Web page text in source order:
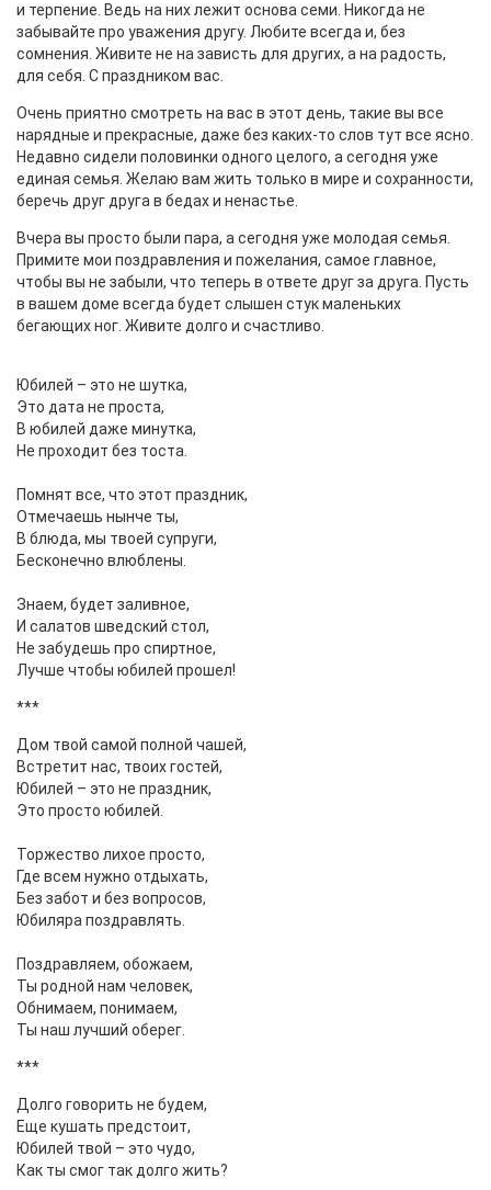
и терпение. Ведь на них лежит основа семи. Никогда не
забывайте про уважения другу. Любите всегда и, без
сомнения. Живите не на зависть для других, а на радость,
для себя. С праздником вас.
Очень приятно смотреть на вас в этот день, такие вы все
нарядные и прекрасные, даже без каких-то слов тут все ясно.
Недавно сидели половинки одного целого, а сегодня уже
единая семья. Желаю вам жить только в мире и сохранности,
беречь друг друга в бедах и ненастье.
Вчера вы просто были пара, а сегодня уже молодая семья.
Примите мои поздравления и пожелания, самое главное,
чтобы вы не забыли, что теперь в ответе друг за друга. Пусть
в вашем доме всегда будет слышен стук маленьких
бегающих ног. Живите долго и счастливо.
Юбилей – это не шутка,
Это дата не проста,
В юбилей даже минутка,
Не проходит без тоста.
Помнят все, что этот праздник,
Отмечаешь нынче ты,
В блюда, мы твоей супруги,
Бесконечно влюблены.
Знаем, будет заливное,
И салатов шведский стол,
Не забудешь про спиртное,
Лучше чтобы юбилей прошел!
***
Дом твой самой полной чашей,
Встретит нас, твоих гостей,
Юбилей – это не праздник,
Это просто юбилей.
Торжество лихое просто,
Где всем нужно отдыхать,
Без забот и без вопросов,
Юбиляра поздравлять.
Поздравляем, обожаем,
Ты родной нам человек,
Обнимаем, понимаем,
Ты наш лучший оберег.
***
Долго говорить не будем,
Еще кушать предстоит,
Юбилей твой – это чудо,
Как ты смог так долго жить?